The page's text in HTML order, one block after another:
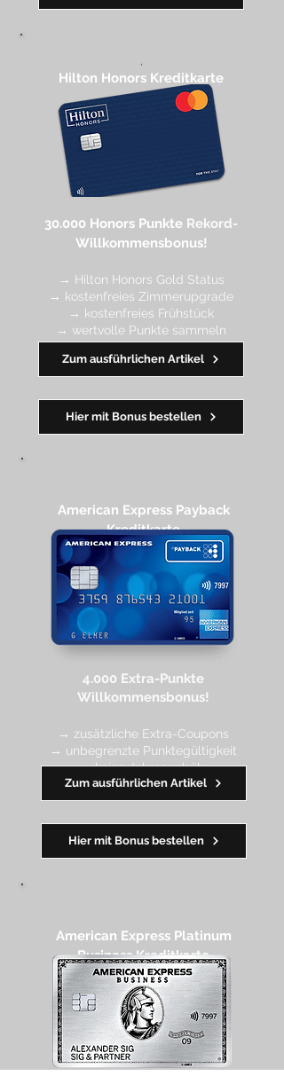
,
Hilton Honors Kreditkarte​
30.000 Honors Punkte Rekord-
Willkommensbonus!
→ Hilton Honors Gold Status
→ kostenfreies Zimmerupgrade
→ kostenfreies Frühstück
→ wertvolle Punkte sammeln
→ Early Check-in + Late Check-out
━━━━━━━
Hier mit Bonus bestellen
Zum ausführlichen Artikel
American Express Payback
Kreditkarte​
4.000 Extra-Punkte
Willkommensbonus!
→ zusätzliche Extra-Coupons
→ unbegrenzte Punktegültigkeit
→ keine Jahresgebühr
━━━━━━━
Hier mit Bonus bestellen
Zum ausführlichen Artikel
American Express Platinum
Business Kreditkarte​